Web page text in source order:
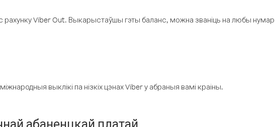
рахунку Viber Out. Выкарыстаўшы гэты баланс, можна званіць на любы нумар
выклікі па нізкіх цэнах Viber у абраныя вамі краіны.
абаненцкай платай